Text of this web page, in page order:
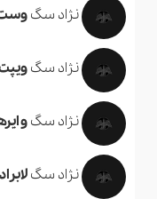
نژاد سگوست
نژاد سگ
نژاد سگ
نژاد سگ